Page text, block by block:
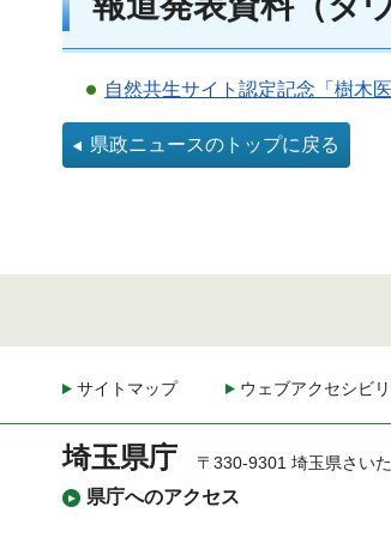
自然共生サイト認定記念「樹木
県政ニュースのトップに戻る
サイトマップ ウェブアクセシビ
埼玉県庁
県庁へのアクセス
〒330-9301 埼玉県さい